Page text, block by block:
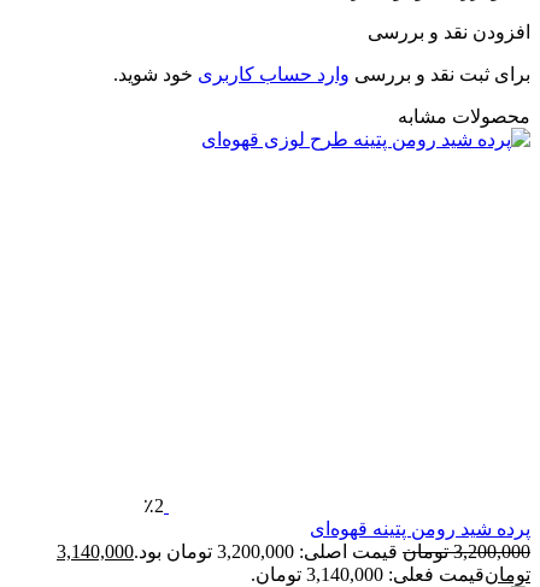
نقد و بررسی
ثبت نقد و بررسی وارد حساب کاربریخود شوید.
مشابه
٪2
شید رومن پتینه قهوه‌ای
تومان قیمت اصلی: 3,200,000 تومان بود.
3,140,000
قیمت فعلی: 3,140,000 تومان.